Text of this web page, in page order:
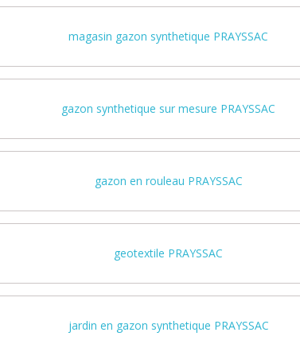
magasin gazon synthetique PRAYSSAC
gazon synthetique sur mesure PRAYSSAC
gazon en rouleau PRAYSSAC
geotextile PRAYSSAC
jardin en gazon synthetique PRAYSSAC